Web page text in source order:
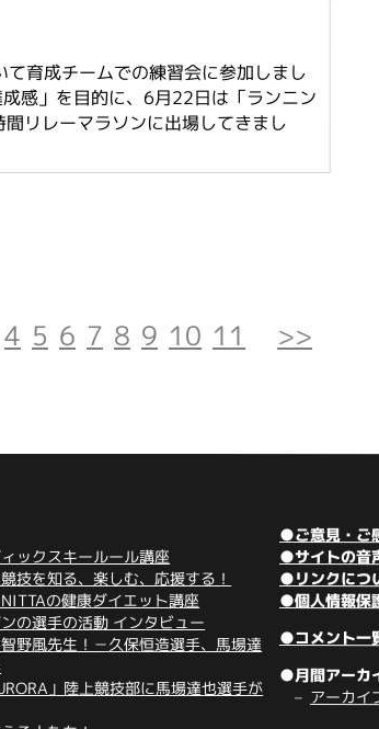
育成チームでの練習会に参加しまし
感」を目的に、6月22日は「ランニン
リレーマラソンに出場してきまし
4 5 6 7 8 9 10 11 >>
ックスキールール講座
技を知る、楽しむ、応援する！
の健康ダイエット講座
の選手の活動 インタビュー
野風先生！－久保恒造選手、馬場達
」陸上競技部に馬場達也選手が
●ご意見・ご
●サイトの音
●リンクにつ
●個人情報保
●コメント一
●月間アーカ
アーカ